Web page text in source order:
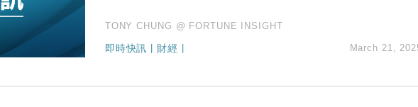
TONY CHUNG @ FORTUNE INSIGHT
即時快訊 財經 March 21,